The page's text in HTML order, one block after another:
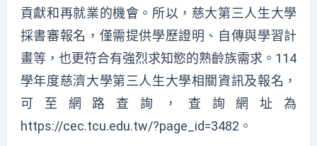
貢獻和再就業的機會。所以，慈大第三人生大學
採書審報名，僅需提供學歷證明、自傳與學習計
畫等，也更符合有強烈求知慾的熟齡族需求。114
學年度慈濟大學第三人生大學相關資訊及報名，
可至網路查詢，查詢網址為
https://cec.tcu.edu.tw/?page_id=3482。